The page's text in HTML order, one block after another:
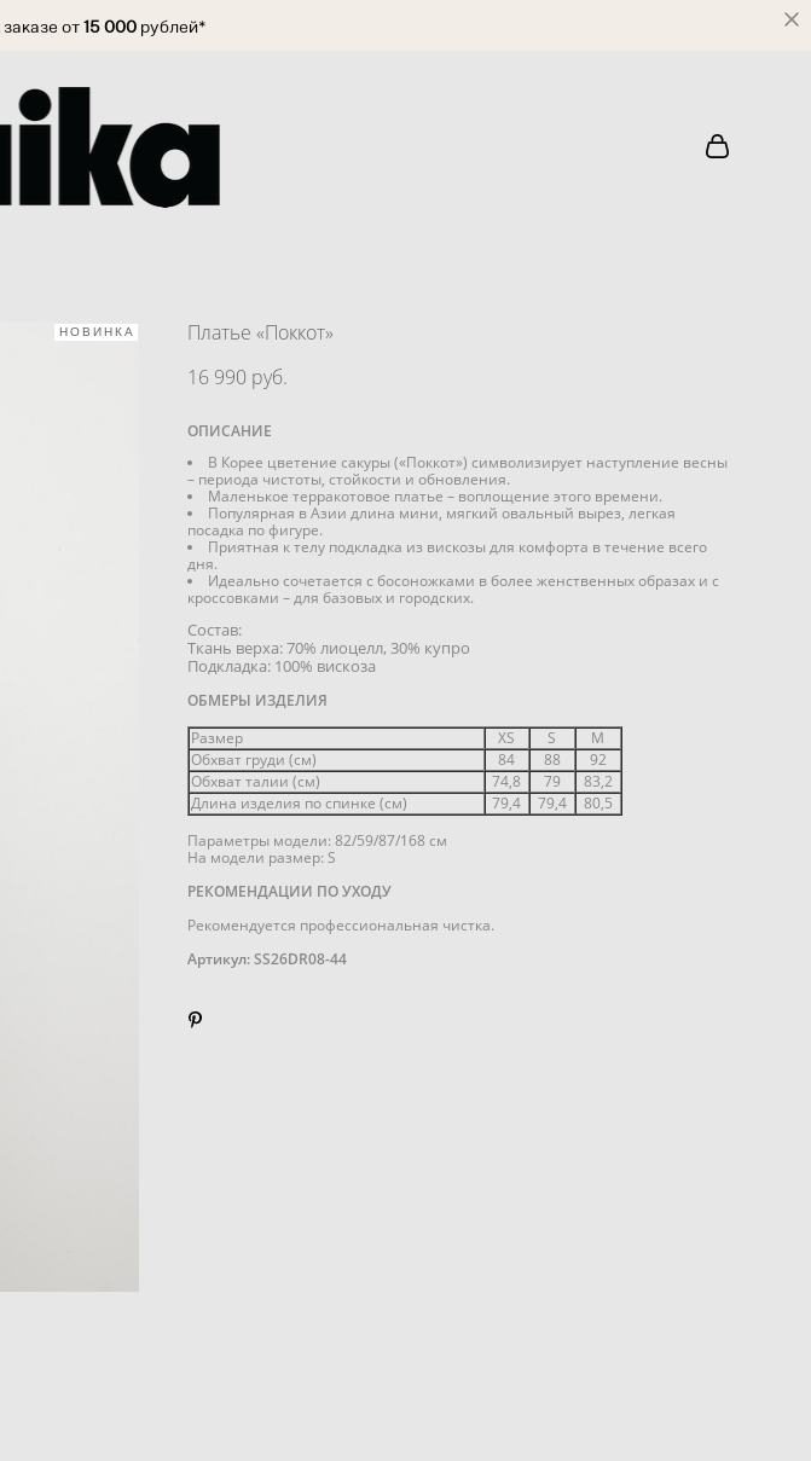
от15 000рублей*
НОВИНКА
Платье «Поккот»
16 990 pуб.
ОПИСАНИЕ
В Корее цветение сакуры («Поккот») символизирует наступление весны
– периода чистоты, стойкости и обновления.
Маленькое терракотовое платье – воплощение этого времени.
Популярная в Азии длина мини, мягкий овальный вырез, легкая
посадка по фигуре.
Приятная к телу подкладка из вискозы для комфорта в течение всего
дня.
Идеально сочетается с босоножками в более женственных образах и с
кроссовками – для базовых и городских.
Состав:
Ткань верха: 70% лиоцелл, 30% купро
Подкладка: 100% вискоза
ОБМЕРЫ ИЗДЕЛИЯ
Размер
XS S
M
Обхват груди (см)
84 88
92
Обхват талии (см)
74,8 79
83,2
Длина изделия по спинке (см)
79,4 79,4
80,5
Параметры модели: 82/59/87/168 см
На модели размер: S
РЕКОМЕНДАЦИИ ПО УХОДУ
Рекомендуется профессиональная чистка.
Артикул: SS26DR08-44